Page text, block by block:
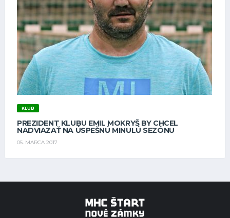
KLUB
PREZIDENT KLUBU EMIL MOKRYŠ BY CHCEL
NADVIAZAŤ NA ÚSPEŠNÚ MINULÚ SEZÓNU
05. MARCA 2017